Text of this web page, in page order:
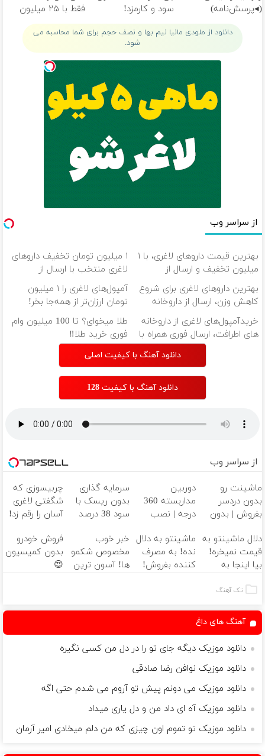
(◂پرسش‌نامه)
سود و کارمزد!
فقط با ۲۵ میلیون
تومان!!!
دانلود از ملودی مانیا نیم بها و نصف حجم برای شما محاسبه می
شود.
از سراسر وب
بهترین قیمت داروهای لاغری، با ۱
میلیون تخفیف و ارسال از
۱ میلیون تومان تخفیف داروهای
لاغری منتخب با ارسال از
داروخانه نزدیکت
بهترین داروهای لاغری برای شروع
کاهش وزن، ارسال از داروخانه
های نزدیکت!
آمپول‌های لاغری را ۱ میلیون
تومان ارزان‌تر از همه‌جا بخر!
خریدآمپول‌های لاغری از داروخانه
های اطرافت، ارسال فوری همراه با
طلا میخوای؟ تا 100 میلیون وام
فوری خرید طلا‼️
دانلود آهنگ با کیفیت اصلی
دانلود آهنگ با کیفیت 128
از سراسر وب
ماشینت رو
بدون دردسر
بفروش | بدون
دوربین
مداربسته 360
درجه | نصب
سرمایه گذاری
بدون ریسک با
سود 38 درصد
چربیسوزی که
شگفتی لاغری
آسان را رقم زد!
دلال ماشینتو به
قیمت نمیخره!
بیا اینجا به
بفروش*فقط
ماشینتو به دلال
نده! به مصرف
کننده بفروش!
خبر خوب
مخصوص شکمو
ها! آسون ترین
فروش خودرو
بدون کمیسیون
😍
تک آهنگ
آهنگ های داغ
دانلود موزیک دیگه جای تو را در دل من کسی نگیره
دانلود موزیک نوافن رضا صادقی
دانلود موزیک می دونم پیش تو آروم می شدم حتی اگه
دانلود موزیک آه ای داد من و دل یاری میداد
دانلود موزیک تو تموم اون چیزی که من دلم میخادی امیر آرمان